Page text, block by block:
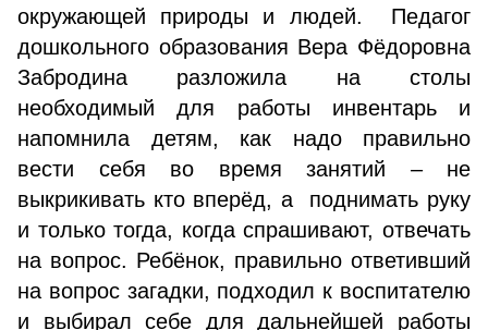
окружающей природы и людей. Педагог
дошкольного образования Вера Фёдоровна
Забродина разложила на столы
необходимый для работы инвентарь и
напомнила детям, как надо правильно
вести себя во время занятий – не
выкрикивать кто вперёд, а поднимать руку
и только тогда, когда спрашивают, отвечать
на вопрос. Ребёнок, правильно ответивший
на вопрос загадки, подходил к воспитателю
и выбирал себе для дальнейшей работы